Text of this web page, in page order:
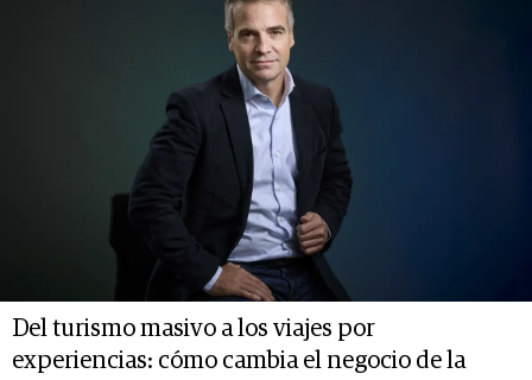
Del turismo masivo a los viajes por
experiencias: cómo cambia el negocio de la